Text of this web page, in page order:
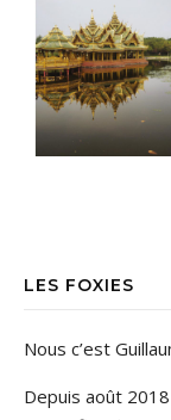
LES FOXIES
Nous c’est
Depuis août